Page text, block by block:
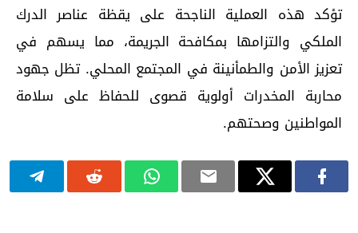
تؤكد هذه العملية الناجحة على يقظة عناصر الدرك
الملكي والتزامها بمكافحة الجريمة، مما يسهم في
تعزيز الأمن والطمأنينة في المجتمع المحلي. تظل جهود
محاربة المخدرات أولوية قصوى للحفاظ على سلامة
المواطنين وصحتهم.